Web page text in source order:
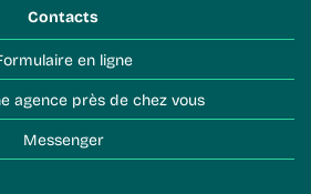
Contacts
Formulaire en ligne
agence près de chez vous
Messenger